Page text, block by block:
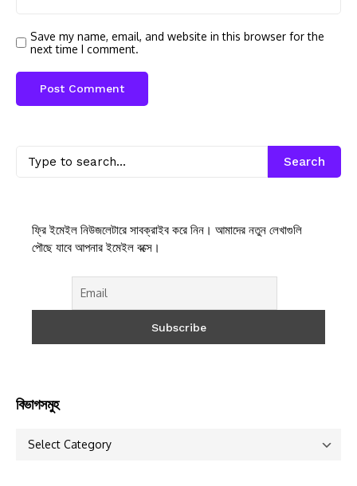
Save my name, email, and website in this browser for the
next time I comment.
Search
ফ্রি ইমেইল নিউজলেটারে সাবক্রাইব করে নিন। আমাদের নতুন লেখাগুলি
পৌছে যাবে আপনার ইমেইল বক্সে।
বিভাগসমুহ